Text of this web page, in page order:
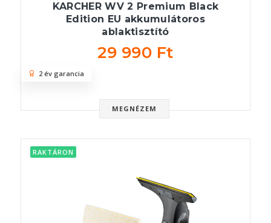
KARCHER WV 2 Premium Black
Edition EU akkumulátoros
ablaktisztító
29 990 Ft
MEGNÉZEM
2 év garancia
RAKTÁRON